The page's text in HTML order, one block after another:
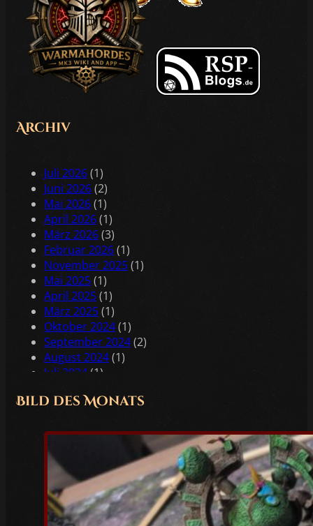
Archiv
Juli 2026(1)
Juni 2026(2)
Mai 2026(1)
April 2026(1)
März 2026(3)
Februar 2026(1)
November 2025(1)
Mai 2025(1)
April 2025(1)
März 2025(1)
Oktober 2024(1)
September 2024(2)
August 2024(1)
Juli 2024 (1)
Mai 2024(2)
Februar 2024(1)
Januar 2024
Dezember 2023(1)
November 2023(1)
Oktober 2023(3)
Juli 2023(1)
Bild des Monats